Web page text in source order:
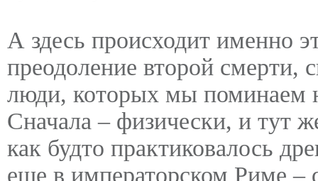
А здесь происходит именно
преодоление второй смерти,
люди, которых мы поминаем
Сначала – физически, и тут
как будто практиковалось
еще в императорском Риме –